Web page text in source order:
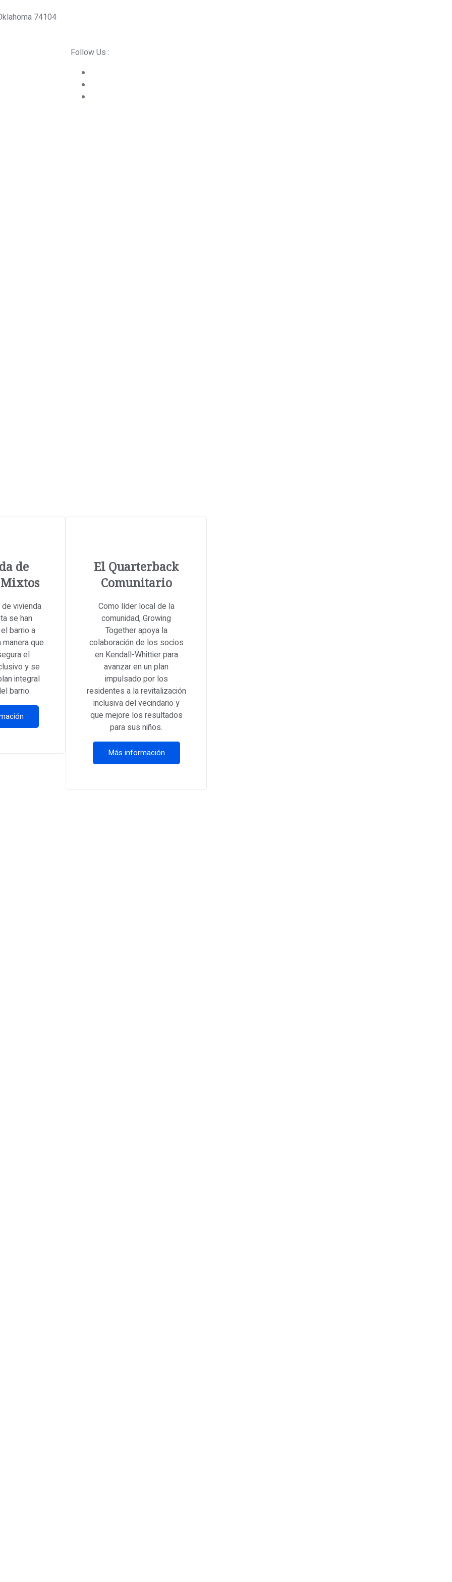
74104
Follow Us :
de
vivienda
se han
barrio a
que
el
y se
integral
barrio.
El Quarterback
Comunitario
Como líder local de la
comunidad, Growing
Together apoya la
colaboración de los socios
en Kendall-Whittier para
avanzar en un plan
impulsado por los
residentes a la revitalización
inclusiva del vecindario y
que mejore los resultados
para sus niños.
Más información